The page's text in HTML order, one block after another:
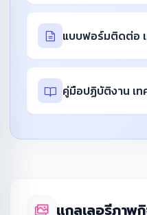
แบบฟอร์มติดต่อ
คู่มือปฏิบัติงาน เท
แกลเลอรีภาพ